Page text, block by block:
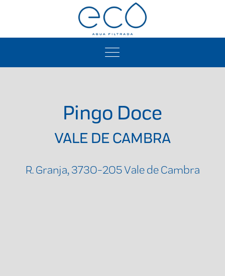
Pingo Doce
VALE DE CAMBRA
R. Granja, 3730-205 Vale de Cambra